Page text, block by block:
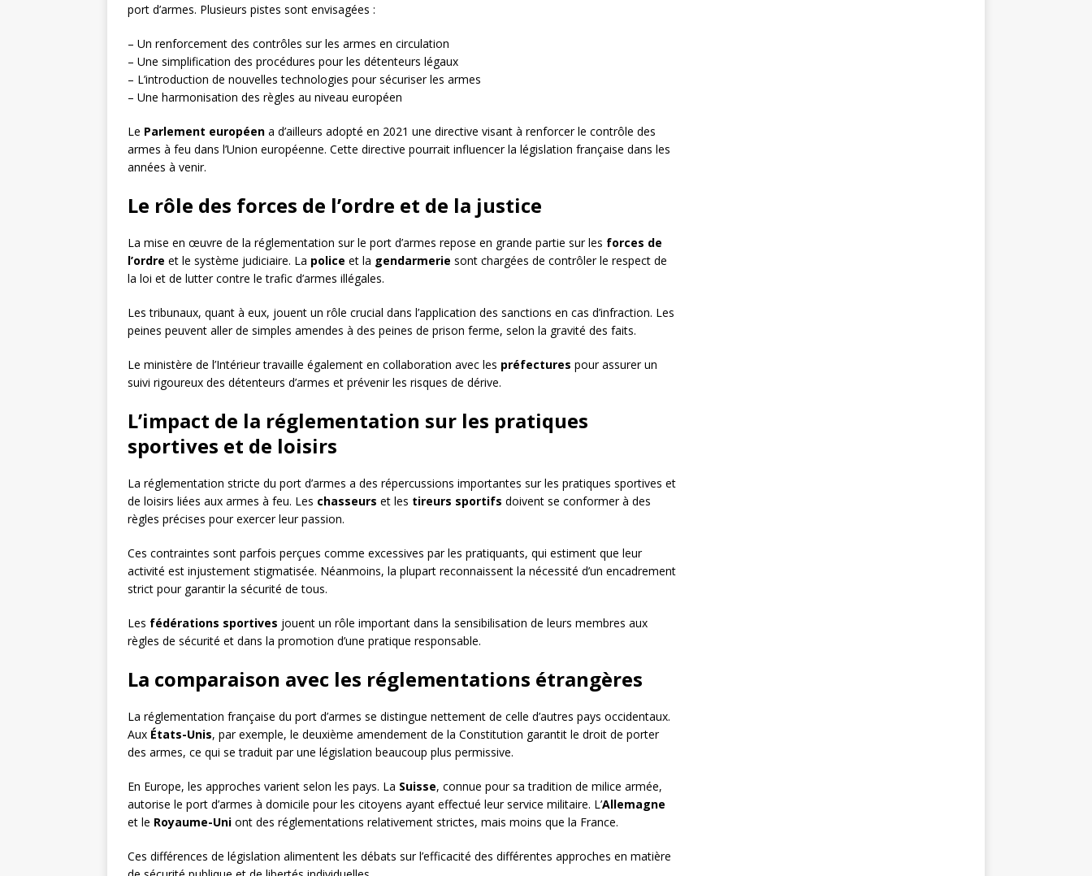
port d’armes. Plusieurs pistes sont envisagées :
– Un renforcement des contrôles sur les armes en circulation
– Une simplification des procédures pour les détenteurs légaux
– L’introduction de nouvelles technologies pour sécuriser les armes
– Une harmonisation des règles au niveau européen
Le Parlement européen a d’ailleurs adopté en 2021 une directive visant à renforcer le contrôle des
armes à feu dans l’Union européenne. Cette directive pourrait influencer la législation française dans les
années à venir.
Le rôle des forces de l’ordre et de la justice
La mise en œuvre de la réglementation sur le port d’armes repose en grande partie sur les forces de
l’ordre et le système judiciaire. La police et la gendarmerie sont chargées de contrôler le respect de
la loi et de lutter contre le trafic d’armes illégales.
Les tribunaux, quant à eux, jouent un rôle crucial dans l’application des sanctions en cas d’infraction. Les
peines peuvent aller de simples amendes à des peines de prison ferme, selon la gravité des faits.
Le ministère de l’Intérieur travaille également en collaboration avec les préfectures pour assurer un
suivi rigoureux des détenteurs d’armes et prévenir les risques de dérive.
L’impact de la réglementation sur les pratiques
sportives et de loisirs
La réglementation stricte du port d’armes a des répercussions importantes sur les pratiques sportives et
de loisirs liées aux armes à feu. Les chasseurs et les tireurs sportifs doivent se conformer à des
règles précises pour exercer leur passion.
Ces contraintes sont parfois perçues comme excessives par les pratiquants, qui estiment que leur
activité est injustement stigmatisée. Néanmoins, la plupart reconnaissent la nécessité d’un encadrement
strict pour garantir la sécurité de tous.
Les fédérations sportives jouent un rôle important dans la sensibilisation de leurs membres aux
règles de sécurité et dans la promotion d’une pratique responsable.
La comparaison avec les réglementations étrangères
La réglementation française du port d’armes se distingue nettement de celle d’autres pays occidentaux.
Aux États-Unis, par exemple, le deuxième amendement de la Constitution garantit le droit de porter
des armes, ce qui se traduit par une législation beaucoup plus permissive.
En Europe, les approches varient selon les pays. La Suisse, connue pour sa tradition de milice armée,
autorise le port d’armes à domicile pour les citoyens ayant effectué leur service militaire. L’Allemagne
et le Royaume-Uni ont des réglementations relativement strictes, mais moins que la France.
Ces différences de législation alimentent les débats sur l’efficacité des différentes approches en matière